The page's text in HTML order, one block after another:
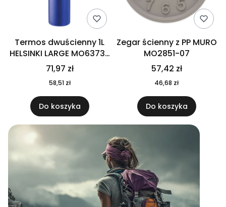
Termos dwuścienny 1L
HELSINKI LARGE MO6373-
04
71,97 zł
58,51 zł
Do koszyka
Zegar ścienny z PP MURO
MO2851-07
57,42 zł
46,68 zł
Do koszyka